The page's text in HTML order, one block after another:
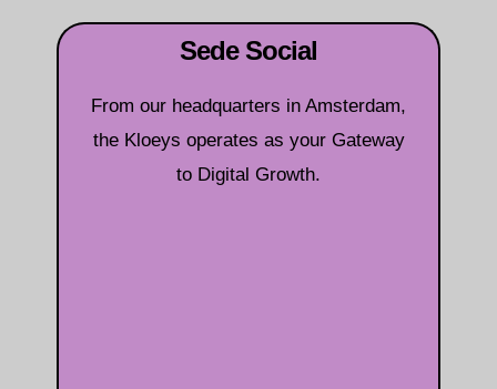
Sede Social
From our headquarters in Amsterdam,
the Kloeys operates as your Gateway
to Digital Growth.